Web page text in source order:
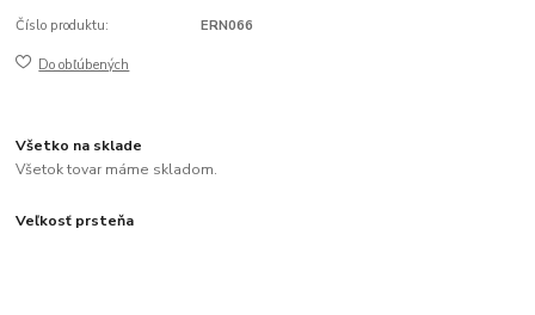
Číslo produktu: ERN066
Do obľúbených
Všetko na sklade
Všetok tovar máme skladom.
Veľkosť prsteňa